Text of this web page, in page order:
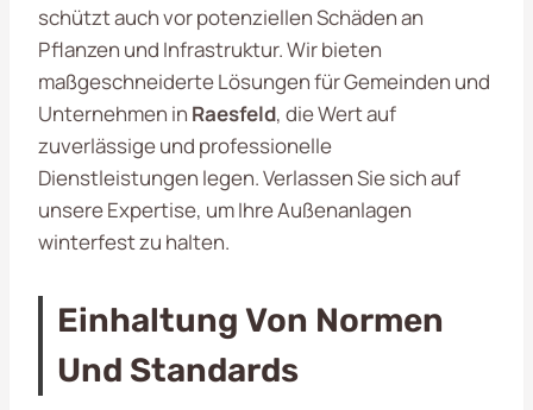
schützt auch vor potenziellen Schäden an
Pflanzen und Infrastruktur. Wir bieten
maßgeschneiderte Lösungen für Gemeinden und
Unternehmen in Raesfeld, die Wert auf
zuverlässige und professionelle
Dienstleistungen legen. Verlassen Sie sich auf
unsere Expertise, um Ihre Außenanlagen
winterfest zu halten.
Einhaltung Von Normen
Und Standards